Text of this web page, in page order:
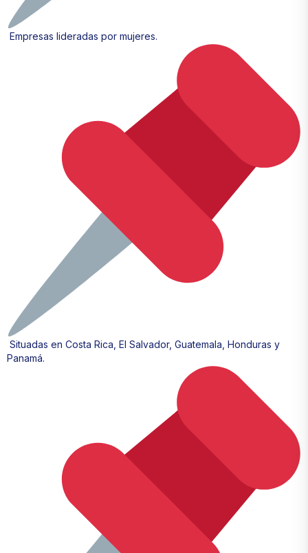
Empresas lideradas por mujeres.
Situadas en Costa Rica, El Salvador, Guatemala, Honduras y
Panamá.